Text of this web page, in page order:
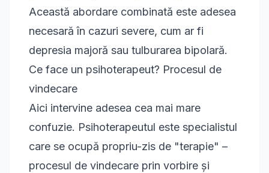
Această abordare combinată este adesea
necesară în cazuri severe, cum ar fi
depresia majoră sau tulburarea bipolară.
Ce face un psihoterapeut? Procesul de
vindecare
Aici intervine adesea cea mai mare
confuzie. Psihoterapeutul este specialistul
care se ocupă propriu-zis de "terapie" –
procesul de vindecare prin vorbire și